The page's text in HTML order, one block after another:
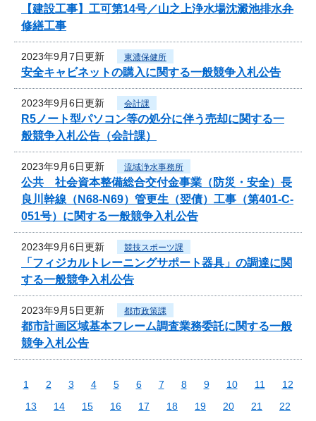
【建設工事】工可第14号／山之上浄水場沈澱池排水弁
修繕工事
2023年9月7日更新 東濃保健所
安全キャビネットの購入に関する一般競争入札公告
2023年9月6日更新 会計課
R5ノート型パソコン等の処分に伴う売却に関する一
般競争入札公告（会計課）
2023年9月6日更新 流域浄水事務所
公共 社会資本整備総合交付金事業（防災・安全）長
良川幹線（N68-N69）管更生（翌債）工事（第401-C-
051号）に関する一般競争入札公告
2023年9月6日更新 競技スポーツ課
「フィジカルトレーニングサポート器具」の調達に関
する一般競争入札公告
2023年9月5日更新 都市政策課
都市計画区域基本フレーム調査業務委託に関する一般
競争入札公告
1 2 3 4 5 6 7 8 9 10 11
12
13
14 15 16 17 18 19 20 21
22